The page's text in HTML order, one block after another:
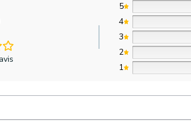
5
4
3
2
1